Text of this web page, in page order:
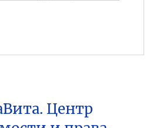
Центр